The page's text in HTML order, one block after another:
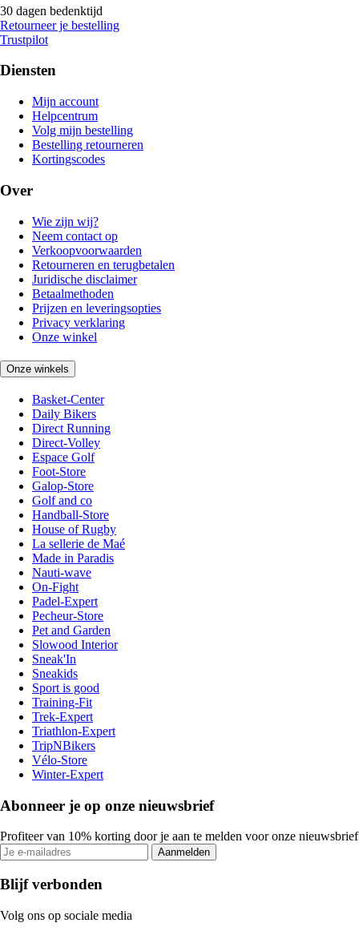
30 dagen bedenktijd
Retourneer je bestelling
Trustpilot
Diensten
Mijn account
Helpcentrum
Volg mijn bestelling
Bestelling retourneren
Kortingscodes
Over
Wie zijn wij?
Neem contact op
Verkoopvoorwaarden
Retourneren en terugbetalen
Juridische disclaimer
Betaalmethoden
Prijzen en leveringsopties
Privacy verklaring
Onze winkel
Onze winkels
Basket-Center
Daily Bikers
Direct Running
Direct-Volley
Espace Golf
Foot-Store
Galop-Store
Golf and co
Handball-Store
House of Rugby
La sellerie de Maé
Made in Paradis
Nauti-wave
On-Fight
Padel-Expert
Pecheur-Store
Pet and Garden
Slowood Interior
Sneak'In
Sneakids
Sport is good
Training-Fit
Trek-Expert
Triathlon-Expert
TripNBikers
Vélo-Store
Winter-Expert
Abonneer je op onze nieuwsbrief
Profiteer van 10% korting door je aan te melden voor onze nieuwsbrief
Aanmelden
Blijf verbonden
Volg ons op sociale media